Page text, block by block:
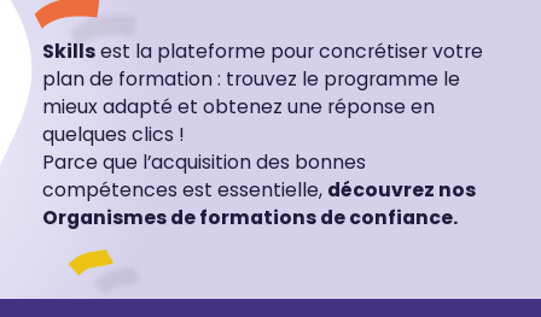
Skillsest la plateforme pour concrétiser votre
plan de formation : trouvez le programme le
mieux adapté et obtenez une réponse en
quelques clics !
Parce que l’acquisition des bonnes
compétences est essentielle, découvrez nos
Organismes de formations de confiance.